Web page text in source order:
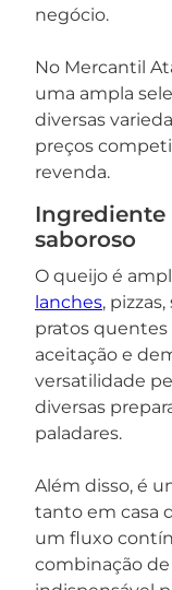
negócio.
No Mercantil
uma ampla
diversas
preços
revenda.
Ingrediente
saboroso
O queijo é
lanches,
pratos
aceitação e
versatilidade
diversas
paladares.
Além disso, é
tanto em casa
um fluxo
combinação